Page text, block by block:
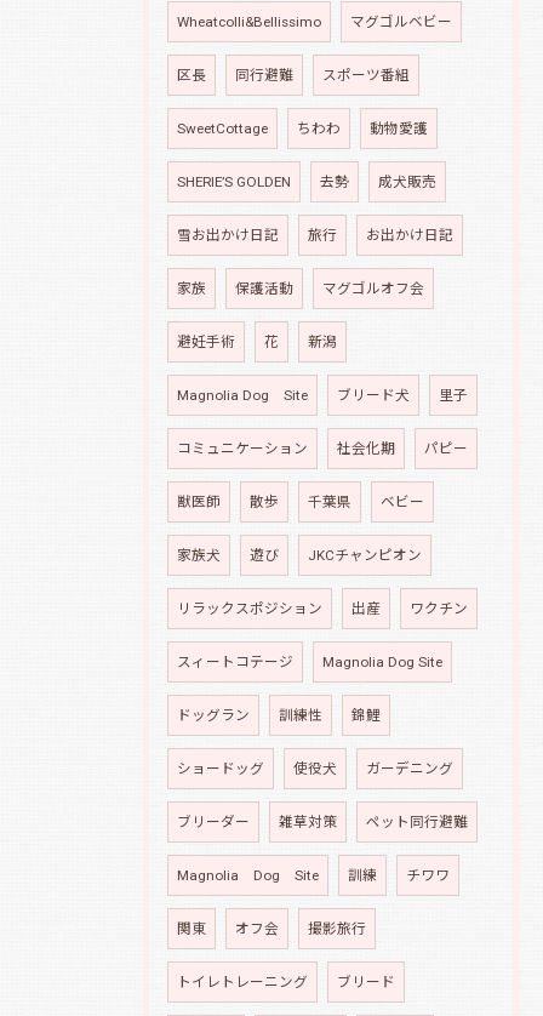
Wheatcolli&Bellissimo マグゴルベビー
区長 同行避難 スポーツ番組
SweetCottage ちわわ 動物愛護
SHERIE’S GOLDEN 去勢 成犬販売
雪お出かけ日記 旅行 お出かけ日記
家族 保護活動 マグゴルオフ会
避妊手術 花 新潟
Magnolia Dog Site ブリード犬 里子
コミュニケーション 社会化期 パピー
獣医師 散歩 千葉県 ベビー
家族犬 遊び JKCチャンピオン
リラックスポジション 出産 ワクチン
スィートコテージ Magnolia Dog Site
ドッグラン 訓練性 錦鯉
ショードッグ 使役犬 ガーデニング
ブリーダー 雑草対策 ペット同行避難
Magnolia Dog Site 訓練 チワワ
関東 オフ会 撮影旅行
トイレトレーニング ブリード